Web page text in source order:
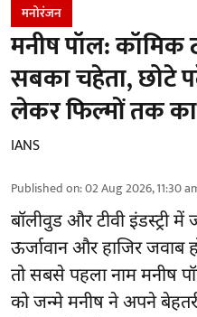
मनोरंजन
मनीष पॉल: कॉमिक
सबका चहेता, छोटे
लेकर फिल्मों तक
IANS
Published on:02 Aug 2026, 11:30
बॉलीवुड और टीवी इंडस्ट्री
ऊर्जावान और हाजिर जवाब
तो सबसे पहला नाम मनीष
को जन्मे मनीष ने अपने